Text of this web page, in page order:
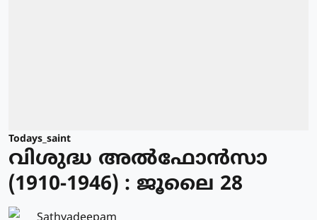
Todays_saint
വിശുദ്ധ അല്‍ഫോന്‍സാ
(1910-1946) : ജൂലൈ 28